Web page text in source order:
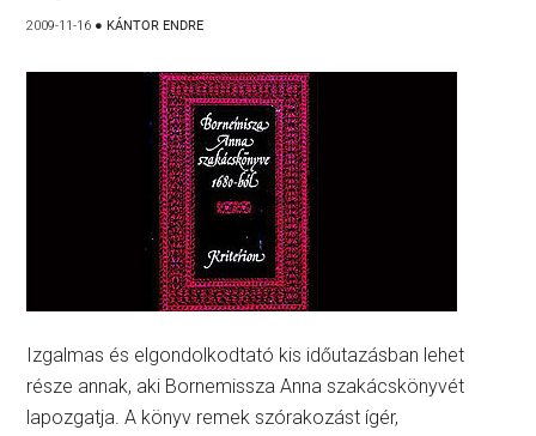
2009-11-16 ● KÁNTOR ENDRE
Izgalmas és elgondolkodtató kis időutazásban lehet
része annak, aki Bornemissza Anna szakácskönyvét
lapozgatja. A könyv remek szórakozást ígér,